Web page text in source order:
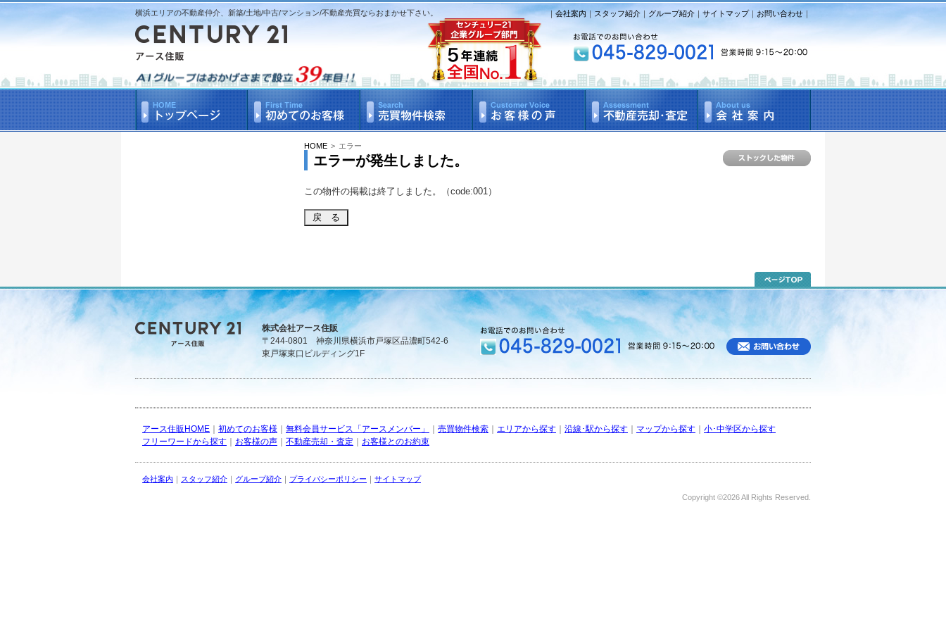
横浜エリアの不動産仲介、新築/土地/中古/マンション/不動産売買ならおまかせ下さい。 ｜会社案内 ｜スタッフ紹介 ｜ グループ紹介 ｜ サイトマップ｜ お問い合わせ ｜
HOME > エラー
エラーが発生しました。
この物件の掲載は終了しました。（code:001）
株式会社アース住販
〒244-0801 神奈川県横浜市戸塚区品濃町542-6
東戸塚東口ビルディング1F
アース住販HOME 初めてのお客様 無料会員サービス「アースメンバー」 売買物件検索 エリアから探す 沿線･駅から探す マップから探す
小･中学区から探す
フリーワードから探す
お客様の声 不動産売却・査定 お客様とのお約束
会社案内 ｜ スタッフ紹介 ｜ グループ紹介 ｜ プライバシーポリシー ｜ サイトマップ
Copyright ©2026 All Rights Reserved.